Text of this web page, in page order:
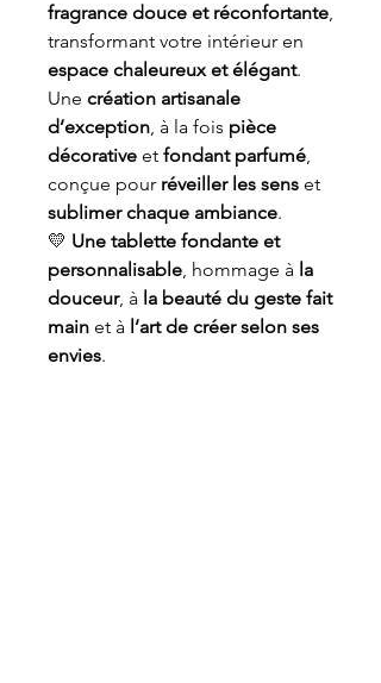
fragrance douce et réconfortante,
transformant votre intérieur en
espace chaleureux et élégant.
Une création artisanale
d’exception, à la fois pièce
décorative et fondant parfumé,
conçue pour réveiller les sens et
sublimer chaque ambiance.
💛 Une tablette fondante et
personnalisable, hommage à la
douceur, à la beauté du geste fait
main et à l’art de créer selon ses
envies.